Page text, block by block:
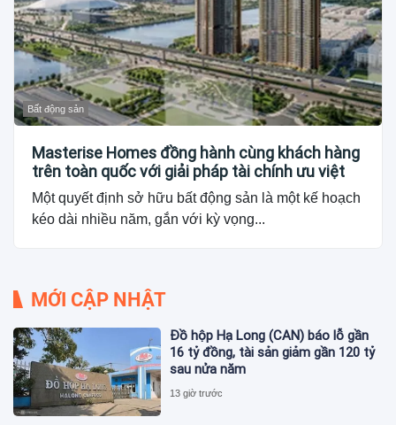
Bất động sản
Masterise Homes đồng hành cùng khách hàng
trên toàn quốc với giải pháp tài chính ưu việt
Một quyết định sở hữu bất động sản là một kế hoạch
kéo dài nhiều năm, gắn với kỳ vọng...
MỚI CẬP NHẬT
Đồ hộp Hạ Long (CAN) báo lỗ gần
16 tỷ đồng, tài sản giảm gần 120 tỷ
sau nửa năm
13 giờ trước